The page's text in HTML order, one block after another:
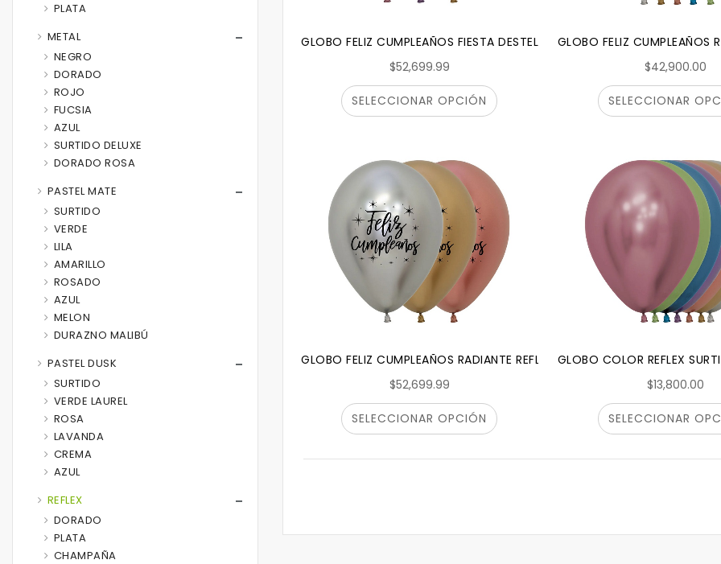
GLOBO FELIZ CUMPLEAÑOS FIESTA DESTELLO REFLEX SURTIDO SEMPERTEX
$52,699.99
SELECCIONAR OPCIÓN
GLOBO FELIZ CUMPLEAÑOS
$42,900.00
SELECCIONAR
GLOBO FELIZ CUMPLEAÑOS RADIANTE REFLEX DELUXE SURTIDO SEMPERTEX
$52,699.99
SELECCIONAR OPCIÓN
GLOBO COLOR REFLEX
$13,800.00
SELECCIONAR
PLATA
METAL
NEGRO
DORADO
ROJO
FUCSIA
AZUL
SURTIDO DELUXE
DORADO ROSA
PASTEL MATE
SURTIDO
VERDE
LILA
AMARILLO
ROSADO
AZUL
MELON
DURAZNO MALIBÚ
PASTEL DUSK
SURTIDO
VERDE LAUREL
ROSA
LAVANDA
CREMA
AZUL
REFLEX
DORADO
PLATA
CHAMPAÑA